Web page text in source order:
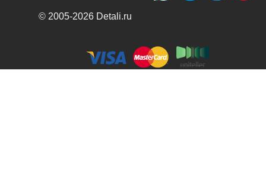
© 2005-2026 Detali.ru